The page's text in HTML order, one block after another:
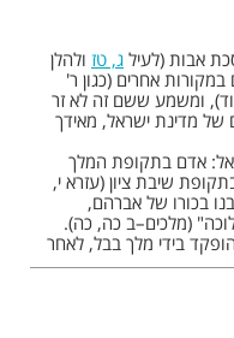
אבות (לעיל ג, טז ולהלן
אחרים (כגון ר'
ומשמע ששם זה לא זר
של מדינת ישראל, מאידך
אדם בתקופת המלך
שיבת ציון (עזרא י,
בכורו של אברהם,
(מלכים–ב כה, כה).
בידי מלך בבל, לאחר
בארץ יהודה ולא יצא
העצמי בארץ לתקופה
(החל ביום ג' בתשרי).
המצרית, זכה לשמו זה